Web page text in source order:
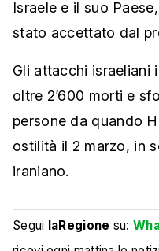
Israele e il suo
stato accettato dal
Gli attacchi israeliani
oltre 2’600 morti e
persone da quando
ostilità il 2 marzo, in
iraniano.
Segui laRegione su: